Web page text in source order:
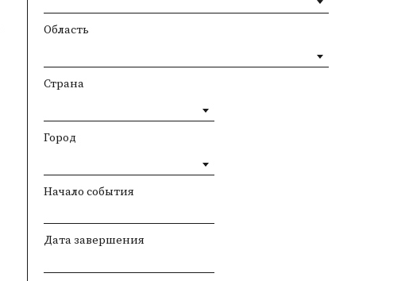
Область
Страна
Город
Начало события
Дата завершения